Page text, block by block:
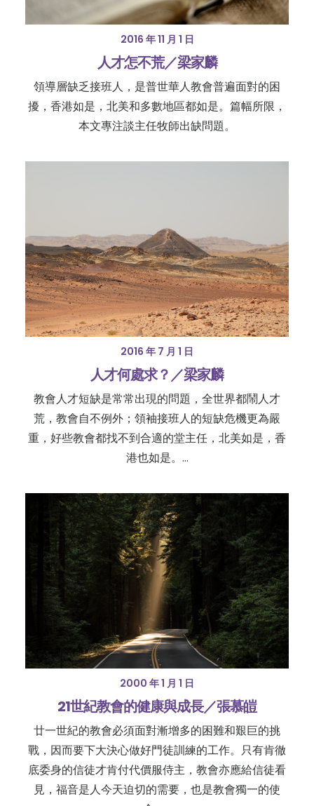
2016 年 11 月 1 日
人才怎不荒／梁家麟
領導層缺乏接班人，是普世華人教會普遍面對的困
擾，香港如是，北美和多數地區都如是。篇幅所限，
本文專注談主任牧師出缺問題。
2016 年 7 月 1 日
人才何處求？／梁家麟
教會人才短缺是常常出現的問題，全世界都鬧人才
荒，教會自不例外；領袖接班人的短缺危機更為嚴
重，好些教會都找不到合適的堂主任，北美如是，香
港也如是。…
2000 年 1 月 1 日
21世紀教會的健康與成長／張慕皚
廿一世紀的教會必須面對漸增多的困難和艱巨的挑
戰，因而要下大決心做好門徒訓練的工作。只有肯徹
底委身的信徒才肯付代價服侍主，教會亦應給信徒看
見，福音是人今天迫切的需要，也是教會獨一的使